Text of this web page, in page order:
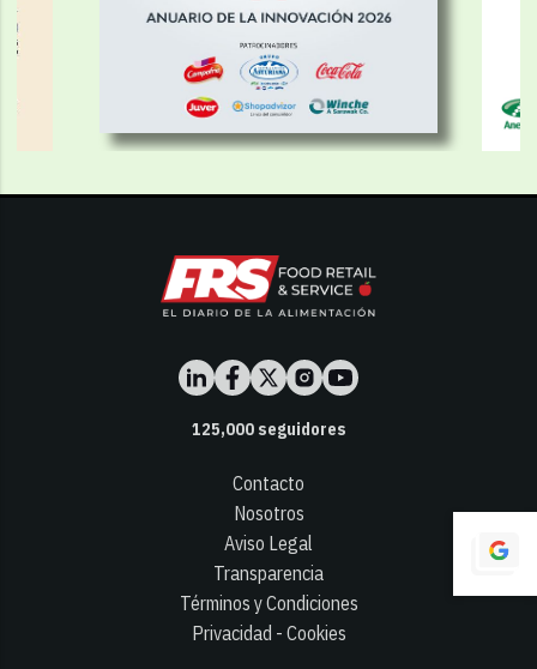
125,000seguidores
Contacto
Nosotros
Aviso Legal
Transparencia
Términos y Condiciones
Privacidad - Cookies